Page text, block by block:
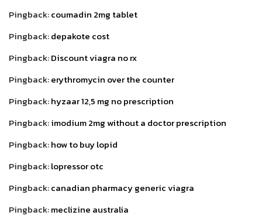
Pingback:coumadin 2mg tablet
Pingback:depakote cost
Pingback:Discount viagra no rx
Pingback:erythromycin over the counter
Pingback:hyzaar 12,5 mg no prescription
Pingback:imodium 2mg without a doctor prescription
Pingback:how to buy lopid
Pingback:lopressor otc
Pingback:canadian pharmacy generic viagra
Pingback:meclizine australia